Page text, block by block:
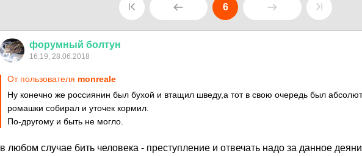
6
форумный болтун
16:19, 28.06.2018
От пользователя monreale
Ну конечно же россиянин был бухой и втащил шведу,а тот в свою очередь был
ромашки собирал и уточек кормил.
По-другому и быть не могло.
в любом случае бить человека - преступление и отвечать надо за данное